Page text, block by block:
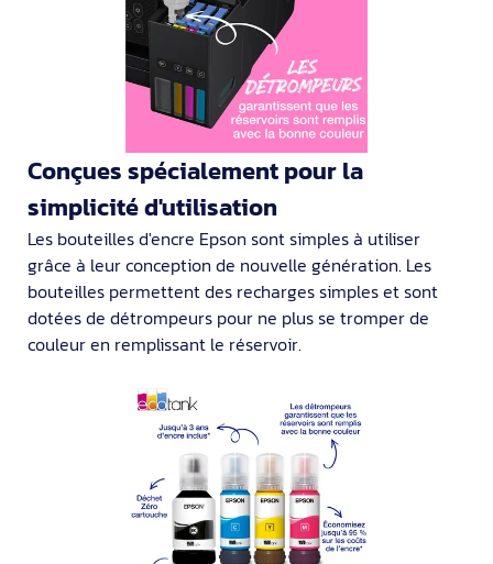
Conçues spécialement pour la
simplicité d'utilisation
Les bouteilles d'encre Epson sont simples à utiliser
grâce à leur conception de nouvelle génération. Les
bouteilles permettent des recharges simples et sont
dotées de détrompeurs pour ne plus se tromper de
couleur en remplissant le réservoir.